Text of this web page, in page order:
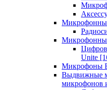
Unite
Микрофоны
Выдвижные
микрофонов